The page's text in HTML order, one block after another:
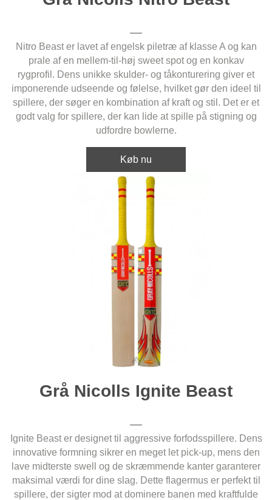
Nitro Beast er lavet af engelsk piletræ af klasse A og kan
prale af en mellem-til-høj sweet spot og en konkav
rygprofil. Dens unikke skulder- og tåkonturering giver et
imponerende udseende og følelse, hvilket gør den ideel til
spillere, der søger en kombination af kraft og stil. Det er et
godt valg for spillere, der kan lide at spille på stigning og
udfordre bowlerne.
Køb nu
Grå Nicolls Ignite Beast
Ignite Beast er designet til aggressive forfodsspillere. Dens
innovative formning sikrer en meget let pick-up, mens den
lave midterste swell og de skræmmende kanter garanterer
maksimal værdi for dine slag. Dette flagermus er perfekt til
spillere, der sigter mod at dominere banen med kraftfulde